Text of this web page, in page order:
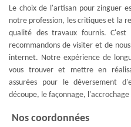
Le choix de l'artisan pour zinguer
notre profession, les critiques et la
qualité des travaux fournis.
recommandons de visiter et de
internet. Notre expérience de
vous trouver et mettre en
assurées pour le déversement
découpe, le façonnage,
Nos coordonnées